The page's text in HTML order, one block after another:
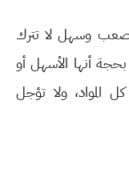
وسهل لا تترك
أنها الأسهل أو
المواد، ولا تؤجل